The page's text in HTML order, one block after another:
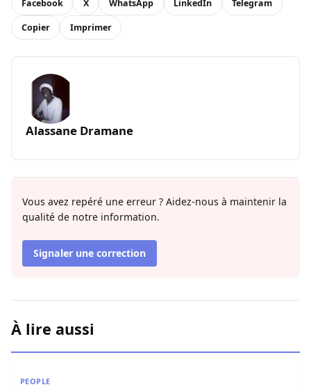
Facebook X WhatsApp LinkedIn Telegram
Copier Imprimer
Alassane Dramane
Vous avez repéré une erreur ? Aidez-nous à maintenir la
qualité de notre information.
Signaler une correction
À lire aussi
PEOPLE